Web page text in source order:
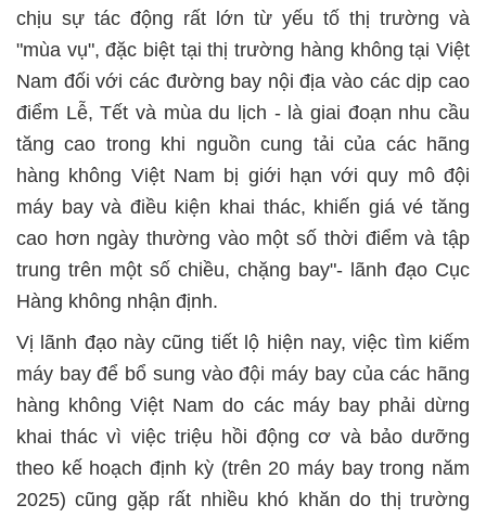
chịu sự tác động rất lớn từ yếu tố thị trường và
"mùa vụ", đặc biệt tại thị trường hàng không tại Việt
Nam đối với các đường bay nội địa vào các dịp cao
điểm Lễ, Tết và mùa du lịch - là giai đoạn nhu cầu
tăng cao trong khi nguồn cung tải của các hãng
hàng không Việt Nam bị giới hạn với quy mô đội
máy bay và điều kiện khai thác, khiến giá vé tăng
cao hơn ngày thường vào một số thời điểm và tập
trung trên một số chiều, chặng bay"- lãnh đạo Cục
Hàng không nhận định.
Vị lãnh đạo này cũng tiết lộ hiện nay, việc tìm kiếm
máy bay để bổ sung vào đội máy bay của các hãng
hàng không Việt Nam do các máy bay phải dừng
khai thác vì việc triệu hồi động cơ và bảo dưỡng
theo kế hoạch định kỳ (trên 20 máy bay trong năm
2025) cũng gặp rất nhiều khó khăn do thị trường